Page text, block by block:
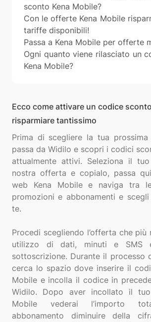
sconto Kena Mobile?
Con le offerte Kena Mobile
tariffe disponibili!
Passa a Kena Mobile per offerte
Ogni quanto viene rilasciato un
Kena Mobile?
Ecco come attivare un codice
risparmiare tantissimo
Prima di scegliere la tua
passa da Widilo e scopri i codici
attualmente attivi. Seleziona il
nostra offerta e copialo, passa
web Kena Mobile e naviga tra
promozioni e abbonamenti e
te.
Procedi scegliendo l’offerta che
utilizzo di dati, minuti e SMS
sottoscrizione. Durante il processo
cerca lo spazio dove inserire il
Mobile e incolla il codice in
Widilo. Dopo aver incollato il tuo
Mobile vederai l’importo
abbonamento diminuire della